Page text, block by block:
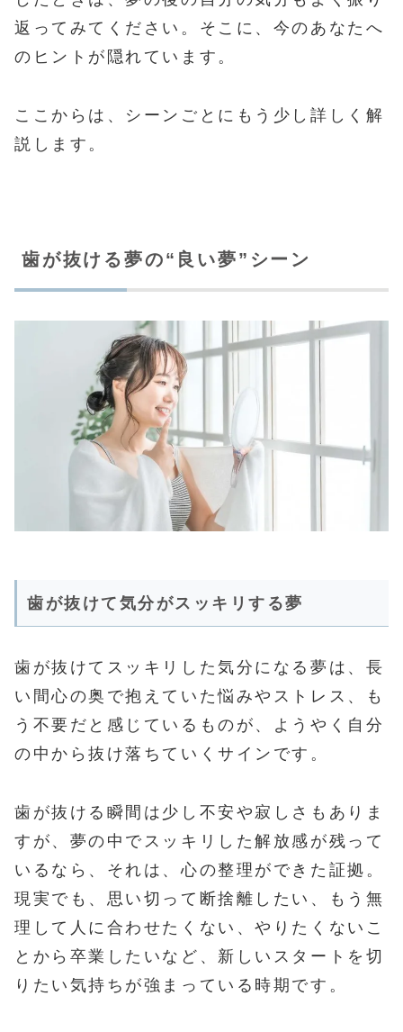
返ってみてください。そこに、今のあなたへ
のヒントが隠れています。
ここからは、シーンごとにもう少し詳しく解
説します。
歯が抜ける夢の“良い夢”シーン
歯が抜けて気分がスッキリする夢
歯が抜けてスッキリした気分になる夢は、長
い間心の奥で抱えていた悩みやストレス、も
う不要だと感じているものが、ようやく自分
の中から抜け落ちていくサインです。
歯が抜ける瞬間は少し不安や寂しさもありま
すが、夢の中でスッキリした解放感が残って
いるなら、それは、心の整理ができた証拠。
現実でも、思い切って断捨離したい、もう無
理して人に合わせたくない、やりたくないこ
とから卒業したいなど、新しいスタートを切
りたい気持ちが強まっている時期です。